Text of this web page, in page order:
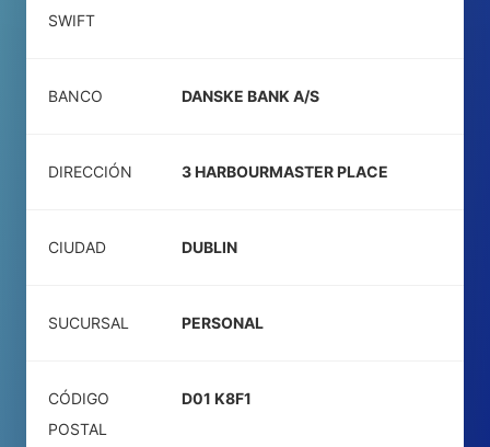
SWIFT
BANCO DANSKE BANK A/S
DIRECCIÓN 3 HARBOURMASTER PLACE
CIUDAD DUBLIN
SUCURSAL PERSONAL
CÓDIGO
POSTAL
D01 K8F1